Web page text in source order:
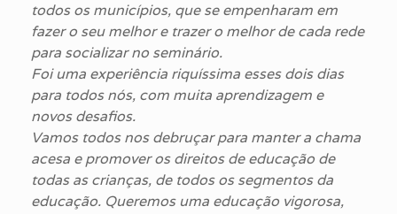
todos os municípios, que se empenharam em
fazer o seu melhor e trazer o melhor de cada rede
para socializar no seminário.
Foi uma experiência riquíssima esses dois dias
para todos nós, com muita aprendizagem e
novos desafios.
Vamos todos nos debruçar para manter a chama
acesa e promover os direitos de educação de
todas as crianças, de todos os segmentos da
educação. Queremos uma educação vigorosa,